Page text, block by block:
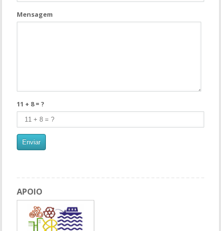
Mensagem
11 + 8 = ?
APOIO